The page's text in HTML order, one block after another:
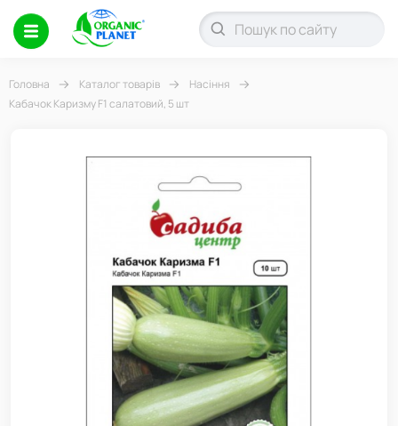
Головна Каталог товарів
Насіння
Кабачок Каризму F1 салатовий, 5 шт